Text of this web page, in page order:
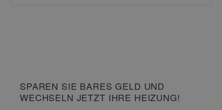
SPAREN SIE BARES GELD UND
WECHSELN JETZT IHRE HEIZUNG!